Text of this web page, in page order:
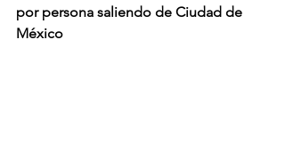
por persona saliendo de Ciudad de
México